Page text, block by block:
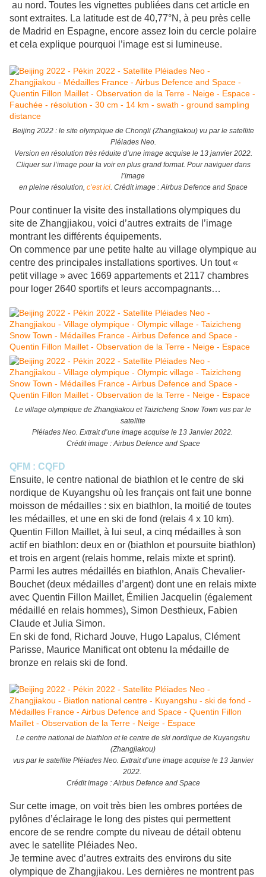
au nord. Toutes les vignettes publiées dans cet article en
sont extraites. La latitude est de 40,77°N, à peu près celle
de Madrid en Espagne, encore assez loin du cercle polaire
et cela explique pourquoi l’image est si lumineuse.
Beijing 2022 : le site olympique de Chongli (Zhangjiakou) vu par le satellite
Pléiades Neo.
Version en résolution très réduite d’une image acquise le 13 janvier 2022.
Cliquer sur l’image pour la voir en plus grand format. Pour naviguer dans
l’image
en pleine résolution, c’est ici. Crédit image : Airbus Defence and Space
Pour continuer la visite des installations olympiques du
site de Zhangjiakou, voici d’autres extraits de l’image
montrant les différents équipements.
On commence par une petite halte au village olympique au
centre des principales installations sportives. Un tout «
petit village » avec 1669 appartements et 2117 chambres
pour loger 2640 sportifs et leurs accompagnants…
Le village olympique de Zhangjiakou et Taizicheng Snow Town vus par le
satellite
Pléiades Neo. Extrait d’une image acquise le 13 Janvier 2022.
Crédit image : Airbus Defence and Space
QFM : CQFD
Ensuite, le centre national de biathlon et le centre de ski
nordique de Kuyangshu où les français ont fait une bonne
moisson de médailles : six en biathlon, la moitié de toutes
les médailles, et une en ski de fond (relais 4 x 10 km).
Quentin Fillon Maillet, à lui seul, a cinq médailles à son
actif en biathlon: deux en or (biathlon et poursuite biathlon)
et trois en argent (relais homme, relais mixte et sprint).
Parmi les autres médaillés en biathlon, Anaïs Chevalier-
Bouchet (deux médailles d’argent) dont une en relais mixte
avec Quentin Fillon Maillet, Émilien Jacquelin (également
médaillé en relais hommes), Simon Desthieux, Fabien
Claude et Julia Simon.
En ski de fond, Richard Jouve, Hugo Lapalus, Clément
Parisse, Maurice Manificat ont obtenu la médaille de
bronze en relais ski de fond.
Le centre national de biathlon et le centre de ski nordique de Kuyangshu
(Zhangjiakou)
vus par le satellite Pléiades Neo. Extrait d’une image acquise le 13 Janvier
2022.
Crédit image : Airbus Defence and Space
Sur cette image, on voit très bien les ombres portées de
pylônes d’éclairage le long des pistes qui permettent
encore de se rendre compte du niveau de détail obtenu
avec le satellite Pléiades Neo.
Je termine avec d’autres extraits des environs du site
olympique de Zhangjiakou. Les dernières ne montrent pas